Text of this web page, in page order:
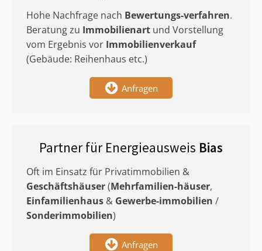
Hohe Nachfrage nach Bewertungs-verfahren.
Beratung zu Immobilienart und Vorstellung
vom Ergebnis vor Immobilienverkauf
(Gebäude: Reihenhaus etc.)
Anfragen
Partner für Energieausweis Bias
Oft im Einsatz für Privatimmobilien &
Geschäftshäuser(Mehrfamilien-häuser,
Einfamilienhaus & Gewerbe-immobilien /
Sonderimmobilien)
Anfragen